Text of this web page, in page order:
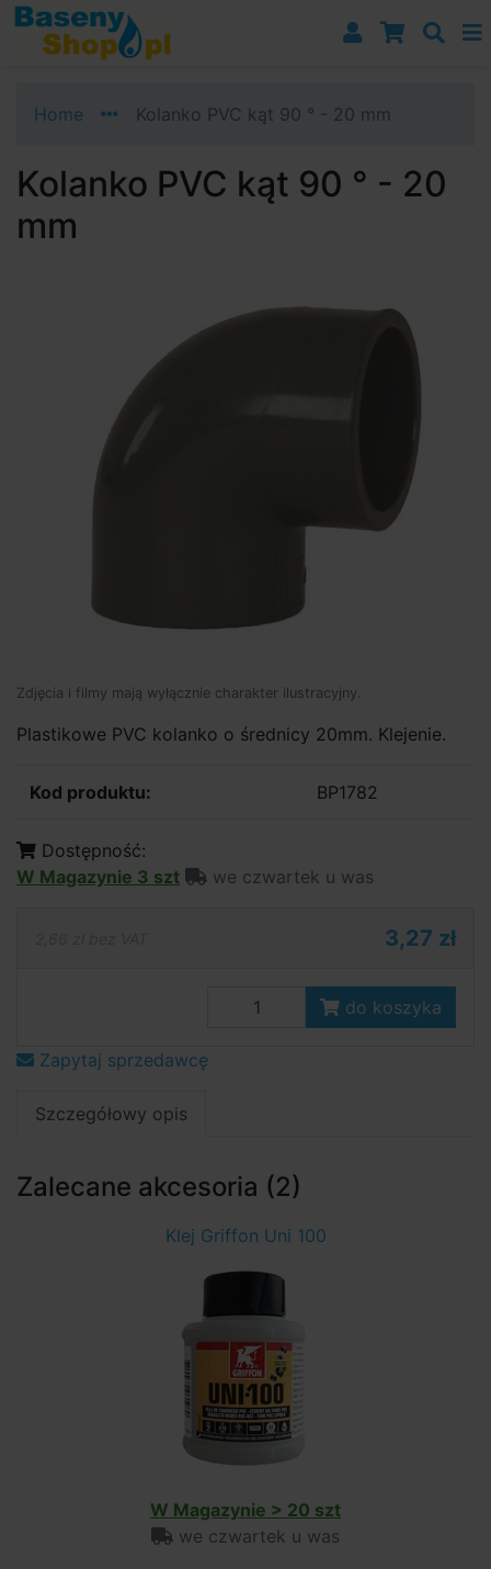
Przejdź do nawigacji
Przejdź do treści
Przejdź do paska bocznego
Home Kolanko PVC kąt 90 ° - 20 mm
Kolanko PVC kąt 90 ° - 20
mm
Zdjęcia i filmy mają wyłącznie charakter ilustracyjny.
Plastikowe PVC kolanko o średnicy 20mm. Klejenie.
Kod produktu: BP1782
Dostępność:
W Magazynie 3 szt
we czwartek u was
3,27 zł
do koszyka
Zapytaj sprzedawcę
Szczegółowy opis
Zalecane akcesoria (2)
Klej Griffon Uni 100
W Magazynie > 20 szt
we czwartek u was